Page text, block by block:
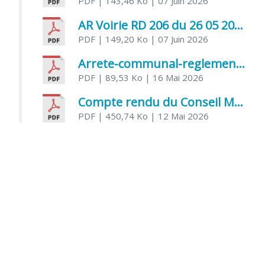
AR Voirie RD 206 du 26 05 2026
PDF | 149,20 Ko | 07 Juin 2026
Arrete-communal-reglemenatnt-des-bruits-de-voisinage-et-des-activites-bruyantes
PDF | 89,53 Ko | 16 Mai 2026
Compte rendu du Conseil Municipal du 06 mai 2026
PDF | 450,74 Ko | 12 Mai 2026